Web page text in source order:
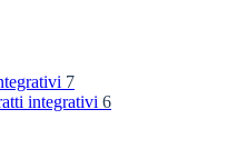
7
integrativi 6